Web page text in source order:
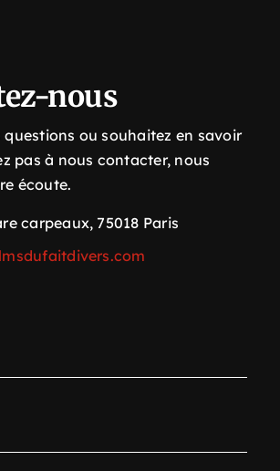
nous
questions ou souhaitez en savoir
pas à nous contacter, nous
écoute.
carpeaux, 75018 Paris